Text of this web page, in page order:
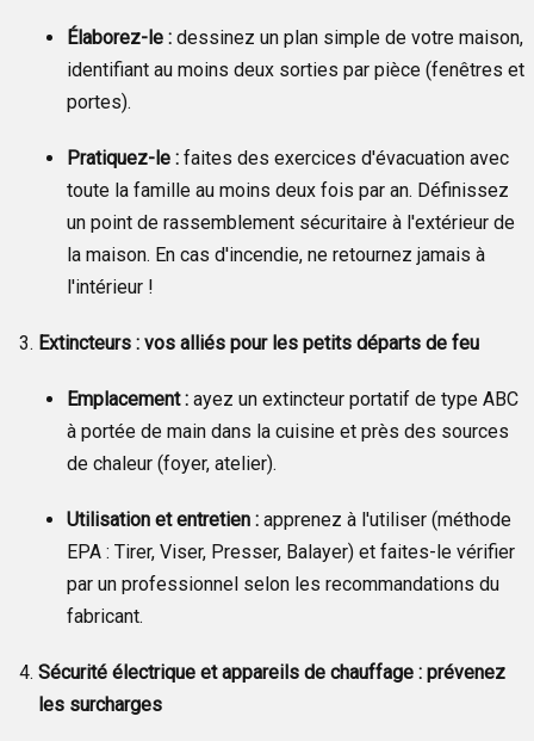
Élaborez-le : dessinez un plan simple de votre maison,
identifiant au moins deux sorties par pièce (fenêtres et
portes).
Pratiquez-le : faites des exercices d'évacuation avec
toute la famille au moins deux fois par an. Définissez
un point de rassemblement sécuritaire à l'extérieur de
la maison. En cas d'incendie, ne retournez jamais à
l'intérieur !
Extincteurs : vos alliés pour les petits départs de feu
Emplacement : ayez un extincteur portatif de type ABC
à portée de main dans la cuisine et près des sources
de chaleur (foyer, atelier).
Utilisation et entretien : apprenez à l'utiliser (méthode
EPA : Tirer, Viser, Presser, Balayer) et faites-le vérifier
par un professionnel selon les recommandations du
fabricant.
Sécurité électrique et appareils de chauffage : prévenez
les surcharges